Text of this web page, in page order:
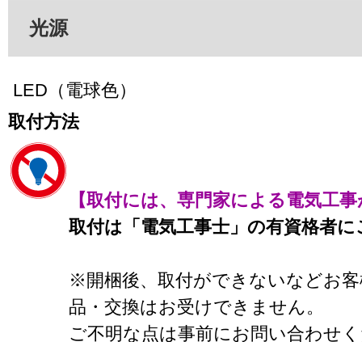
光源
LED（電球色）
取付方法
【取付には、専門家による電気工
取付は「電気工事士」の有資格者
※開梱後、取付ができないなどお
品・交換はお受けできません。
ご不明な点は事前にお問い合わせ